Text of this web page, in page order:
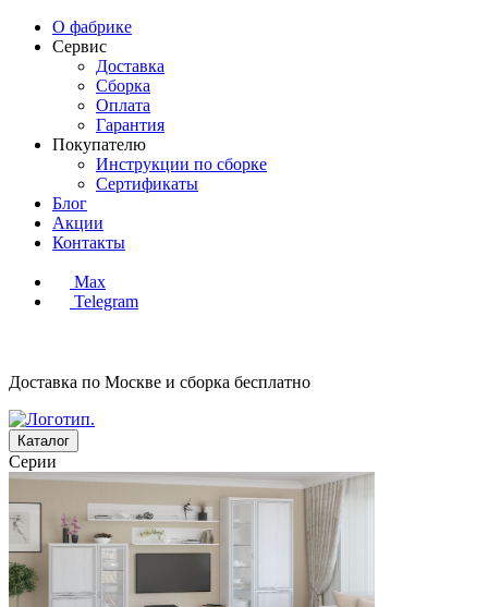
О фабрике
Сервис
Доставка
Сборка
Оплата
Гарантия
Покупателю
Инструкции по сборке
Сертификаты
Блог
Акции
Контакты
Max
Telegram
Доставка по Москве и сборка бесплатно
Каталог
Серии